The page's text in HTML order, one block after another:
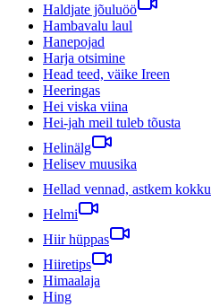
Haldjate jõuluöö
Hambavalu laul
Hanepojad
Harja otsimine
Head teed, väike Ireen
Heeringas
Hei viska viina
Hei-jah meil tuleb tõusta
Helinälg
Helisev muusika
Hellad vennad, astkem kokku
Helmi
Hiir hüppas
Hiiretips
Himaalaja
Hing